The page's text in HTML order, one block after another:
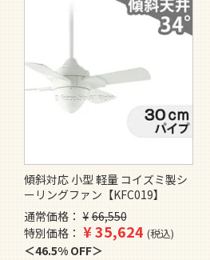
傾斜対応 小型 軽量 コイズミ製シ
ーリングファン【KFC019】
通常価格
¥ 66,550
特別価格
¥35,624 税込
46.5% OFF